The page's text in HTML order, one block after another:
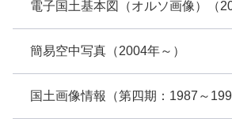
電子国土基本図（オルソ画像）（
簡易空中写真（2004年～）
国土画像情報（第四期：1987～